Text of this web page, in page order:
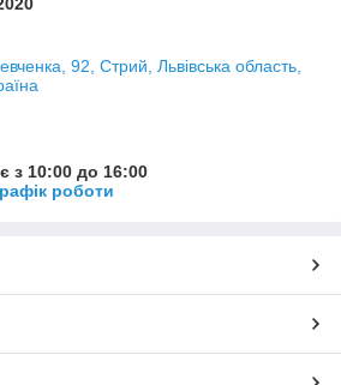
92, Стрий, Львівська область,
з 10:00 до 16:00
роботи